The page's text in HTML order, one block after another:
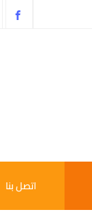
اتصل بنا